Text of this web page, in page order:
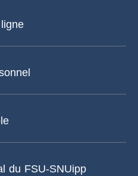
du FSU-SNUipp